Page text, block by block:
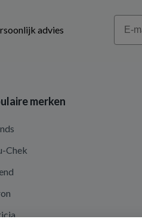
advies
Email
merken
Chek